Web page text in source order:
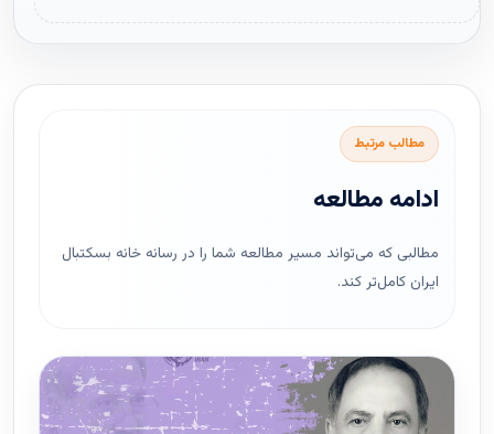
مطالب مرتبط
ادامه مطالعه
مطالبی که می‌تواند مسیر مطالعه شما را در رسانه خانه بسکتبال
ایران کامل‌تر کند.